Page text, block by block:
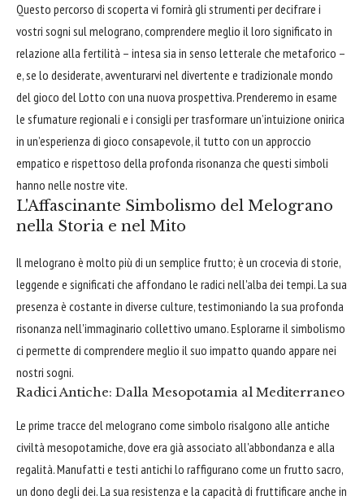
Questo percorso di scoperta vi fornirà gli strumenti per decifrare i
vostri sogni sul melograno, comprendere meglio il loro significato in
relazione alla fertilità – intesa sia in senso letterale che metaforico –
e, se lo desiderate, avventurarvi nel divertente e tradizionale mondo
del gioco del Lotto con una nuova prospettiva. Prenderemo in esame
le sfumature regionali e i consigli per trasformare un’intuizione onirica
in un’esperienza di gioco consapevole, il tutto con un approccio
empatico e rispettoso della profonda risonanza che questi simboli
hanno nelle nostre vite.
L'Affascinante Simbolismo del Melograno
nella Storia e nel Mito
Il melograno è molto più di un semplice frutto; è un crocevia di storie,
leggende e significati che affondano le radici nell'alba dei tempi. La sua
presenza è costante in diverse culture, testimoniando la sua profonda
risonanza nell'immaginario collettivo umano. Esplorarne il simbolismo
ci permette di comprendere meglio il suo impatto quando appare nei
nostri sogni.
Radici Antiche: Dalla Mesopotamia al Mediterraneo
Le prime tracce del melograno come simbolo risalgono alle antiche
civiltà mesopotamiche, dove era già associato all'abbondanza e alla
regalità. Manufatti e testi antichi lo raffigurano come un frutto sacro,
un dono degli dei. La sua resistenza e la capacità di fruttificare anche in